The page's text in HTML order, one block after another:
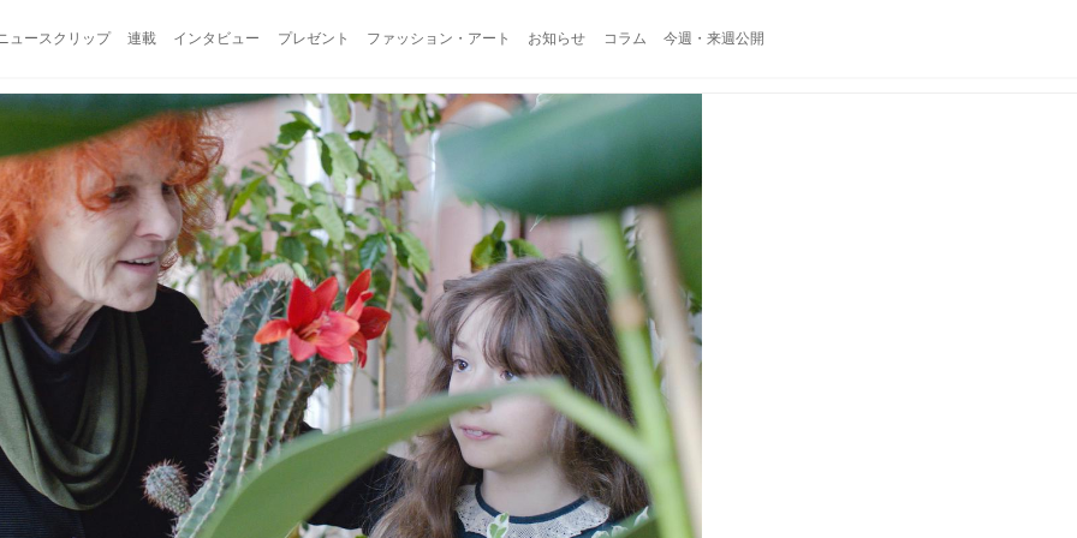
ュースクリップ 連載 インタビュー プレゼント ファッション・アート お知らせ コラム 今週・来週公開